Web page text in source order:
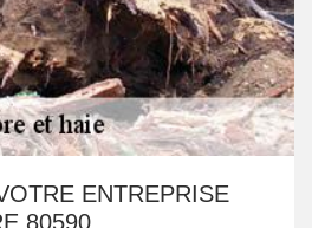
ENTREPRISE
80590